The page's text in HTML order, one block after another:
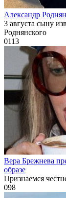
Александр
3 августа сыну
Роднянского
0113
Вера Брежнева
образе
Признаемся
098